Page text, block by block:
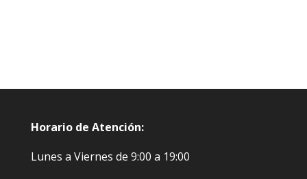
Horario de Atención:
Lunes a Viernes de 9:00 a 19:00